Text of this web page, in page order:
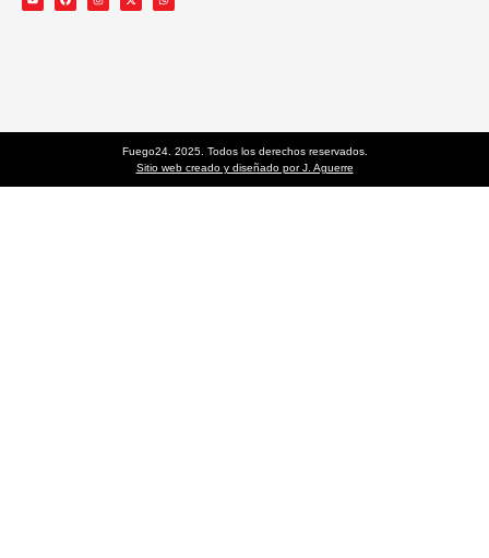
Fuego24. 2025. Todos los derechos reservados.
Sitio web creado y diseñado por J. Aguerre